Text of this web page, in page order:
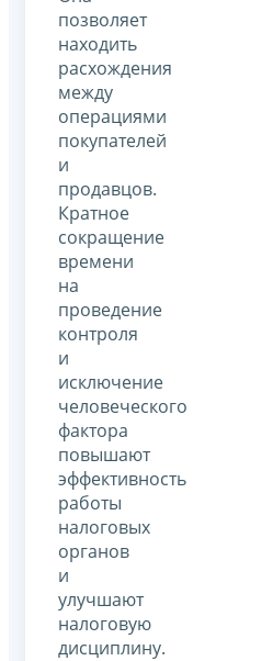
позволяет
находить
расхождения
между
операциями
покупателей
и
продавцов.
Кратное
сокращение
времени
на
проведение
контроля
и
исключение
человеческого
фактора
повышают
эффективность
работы
налоговых
органов
и
улучшают
налоговую
дисциплину.